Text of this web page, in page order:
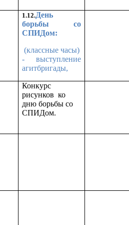
1.12.День
борьбы со
СПИДом:
(классные часы)
- выступление
агитбригады,
Конкурс
рисунков ко
дню борьбы со
СПИДом.